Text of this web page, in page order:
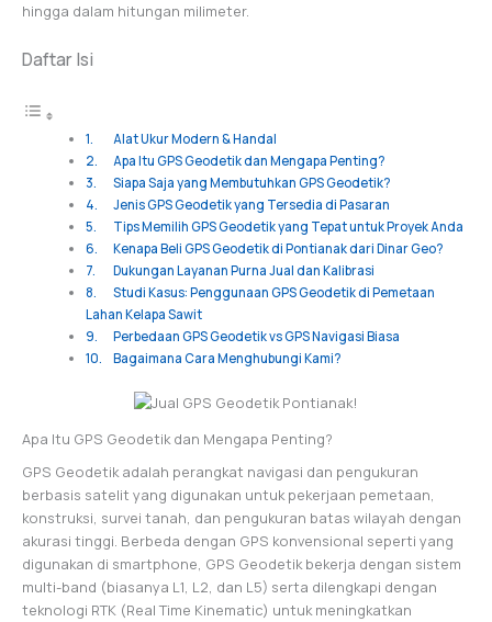
hingga dalam hitungan milimeter.
Daftar Isi
Alat Ukur Modern & Handal
Apa Itu GPS Geodetik dan Mengapa Penting?
Siapa Saja yang Membutuhkan GPS Geodetik?
Jenis GPS Geodetik yang Tersedia di Pasaran
Tips Memilih GPS Geodetik yang Tepat untuk Proyek Anda
Kenapa Beli GPS Geodetik di Pontianak dari Dinar Geo?
Dukungan Layanan Purna Jual dan Kalibrasi
Studi Kasus: Penggunaan GPS Geodetik di Pemetaan
Lahan Kelapa Sawit
Perbedaan GPS Geodetik vs GPS Navigasi Biasa
Bagaimana Cara Menghubungi Kami?
Apa Itu GPS Geodetik dan Mengapa Penting?
GPS Geodetik adalah perangkat navigasi dan pengukuran
berbasis satelit yang digunakan untuk pekerjaan pemetaan,
konstruksi, survei tanah, dan pengukuran batas wilayah dengan
akurasi tinggi. Berbeda dengan GPS konvensional seperti yang
digunakan di smartphone, GPS Geodetik bekerja dengan sistem
multi-band (biasanya L1, L2, dan L5) serta dilengkapi dengan
teknologi RTK (Real Time Kinematic) untuk meningkatkan